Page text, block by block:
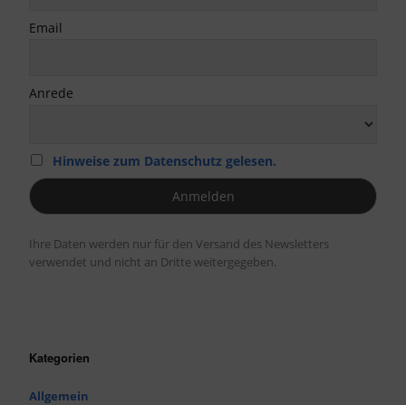
Email
Anrede
Hinweise zum Datenschutz gelesen.
Ihre Daten werden nur für den Versand des Newsletters
verwendet und nicht an Dritte weitergegeben.
Kategorien
Allgemein